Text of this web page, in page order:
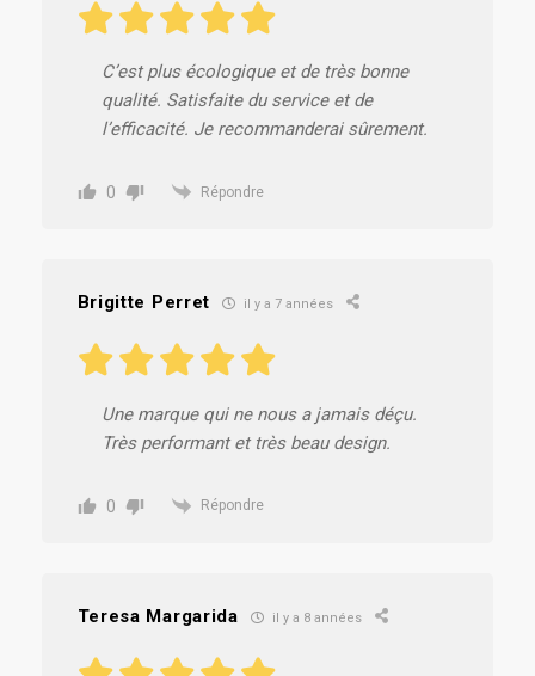
C’est plus écologique et de très bonne
qualité. Satisfaite du service et de
l’efficacité. Je recommanderai sûrement.
0 Répondre
Brigitte Perret il y a 7 années
Une marque qui ne nous a jamais déçu.
Très performant et très beau design.
0 Répondre
Teresa Margarida il y a 8 années